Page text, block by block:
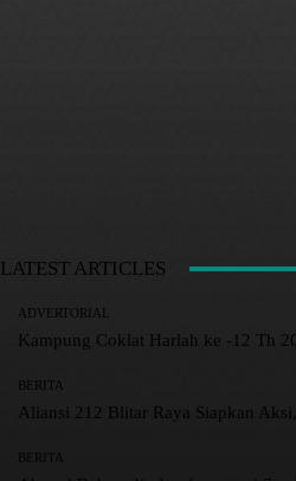
LATEST ARTICLES
ADVERTORIAL
Kampung Coklat Harlah ke -12 Th
BERITA
Aliansi 212 Blitar Raya Siapkan
BERITA